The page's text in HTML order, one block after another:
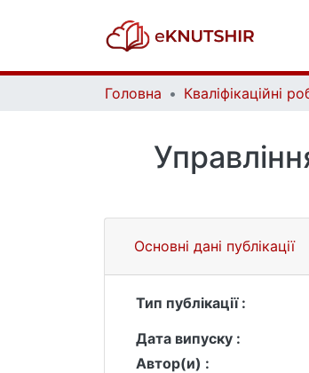
Головна
Основні дані публікації
Тип публікації :
Дата випуску :
Автор(и) :